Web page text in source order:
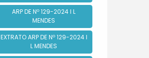
ARP DE Nº 129-2024 I L
MENDES
EXTRATO ARP DE Nº 129-2024 I
L MENDES